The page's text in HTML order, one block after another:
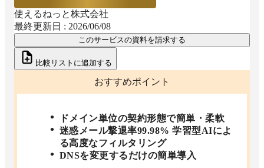
使えるねっと株式会社
最終更新日 : 2026/06/08
このサービスの資料を請求する
比較リストに追加する
おすすめポイント
ドメイン単位の契約形態で簡単・柔軟
迷惑メール撃退率99.98% 学習型AIによ
る高度なフィルタリング
DNSを変更するだけの簡単導入